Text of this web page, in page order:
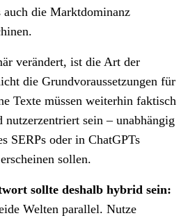
die Marktdominanz
verändert, ist die Art der
die Grundvoraussetzungen für
Texte müssen weiterhin faktisch
sein – unabhängig
SERPs oder in ChatGPTs
sollen.
sollte deshalb hybrid sein:
Welten parallel. Nutze